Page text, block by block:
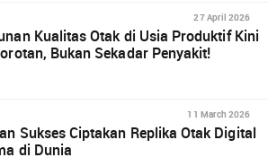
27 April 2026
Kualitas Otak di Usia Produktif Kini
Bukan Sekadar Penyakit!
11 March 2026
Sukses Ciptakan Replika Otak Digital
di Dunia